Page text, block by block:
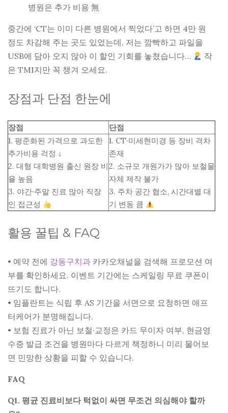
병원은 추가 비용 無
중간에 ‘CT는 이미 다른 병원에서 찍었다’고 하면 4만 원
정도 차감해 주는 곳도 있었는데, 저는 깜빡하고 파일을
USB에 담아 오지 않아 이 할인 기회를 놓쳤습니다…
작
은 TMI지만 꼭 챙겨 오세요.
장점과 단점 한눈에
장점
단점
1. 평준화된 가격으로 과도한
추가비용 걱정 ↓
2. 대형 대학병원 출신 원장 비
율 높음
3. 야간·주말 진료 많아 직장
인 접근성
1. CT·미세현미경 등 장비 격차
존재
2. 소규모 개원가가 많아 보철물
자체 제작 불가
3. 주차 공간 협소, 시간대별 대
기 변동 큼
활용 꿀팁 & FAQ
• 예약 전에 강동구치과 카카오채널을 검색해 프로모션 여
부를 확인하세요. 이벤트 기간에는 스케일링 무료 쿠폰이
뜨기도 합니다.
• 임플란트는 식립 후 AS 기간을 서면으로 요청하면 애프
터케어가 분명해집니다.
• 보험 진료가 아닌 보철·교정은 카드 무이자 여부, 현금영
수증 발급 조건을 병원마다 다르게 책정하니 미리 물어보
면 민망한 상황을 피할 수 있습니다.
FAQ
Q1. 평균 진료비보다 턱없이 싸면 무조건 의심해야 할까